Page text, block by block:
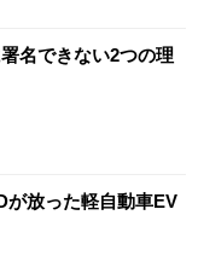
名できない2つの理
が放った軽自動車EV